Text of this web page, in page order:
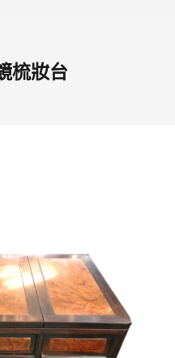
梳妝台